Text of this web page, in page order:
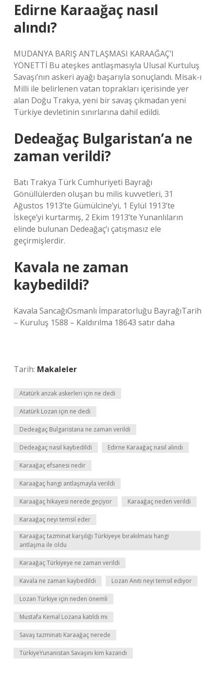
Edirne Karaağaç nasıl
alındı?
MUDANYA BARIŞ ANTLAŞMASI KARAAĞAÇ’I
YÖNETTİ Bu ateşkes antlaşmasıyla Ulusal Kurtuluş
Savaşı’nın askeri ayağı başarıyla sonuçlandı. Misak-ı
Milli ile belirlenen vatan toprakları içerisinde yer
alan Doğu Trakya, yeni bir savaş çıkmadan yeni
Türkiye devletinin sınırlarına dahil edildi.
Dedeağaç Bulgaristan’a ne
zaman verildi?
Batı Trakya Türk Cumhuriyeti Bayrağı
Gönüllülerden oluşan bu milis kuvvetleri, 31
Ağustos 1913’te Gümülcine’yi, 1 Eylül 1913’te
İskeçe’yi kurtarmış, 2 Ekim 1913’te Yunanlıların
elinde bulunan Dedeağaç’ı çatışmasız ele
geçirmişlerdir.
Kavala ne zaman
kaybedildi?
Kavala SancağıOsmanlı İmparatorluğu BayrağıTarih
– Kuruluş 1588 – Kaldırılma 18643 satır daha
Tarih: Makaleler
Atatürk anzak askerleri için ne dedi
Atatürk Lozan için ne dedi
Dedeağaç Bulgaristana ne zaman verildi
Dedeağaç nasıl kaybedildi Edirne Karaağaç nasıl alındı
Karaağaç efsanesi nedir
Karaağaç hangi antlaşmayla verildi
Karaağaç hikayesi nerede geçiyor Karaağaç neden verildi
Karaağaç neyi temsil eder
Karaağaç tazminat karşılığı Türkiyeye bırakılması hangi
antlaşma ile oldu
Karaağaç Türkiyeye ne zaman verildi
Kavala ne zaman kaybedildi Lozan Anıtı neyi temsil ediyor
Lozan Türkiye için neden önemli
Mustafa Kemal Lozana katıldı mı
Savaş tazminatı Karaağaç nerede
TürkiyeYunanistan Savaşını kim kazandı